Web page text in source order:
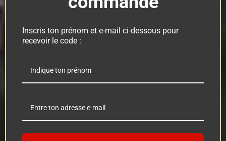
Inscris ton prénom et e-mail ci-dessous pour
recevoir le code :